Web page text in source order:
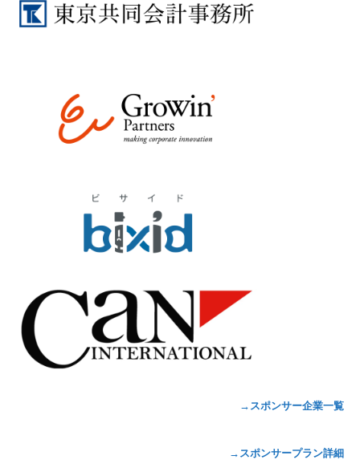
→スポンサー企業一覧
→スポンサープラン詳細